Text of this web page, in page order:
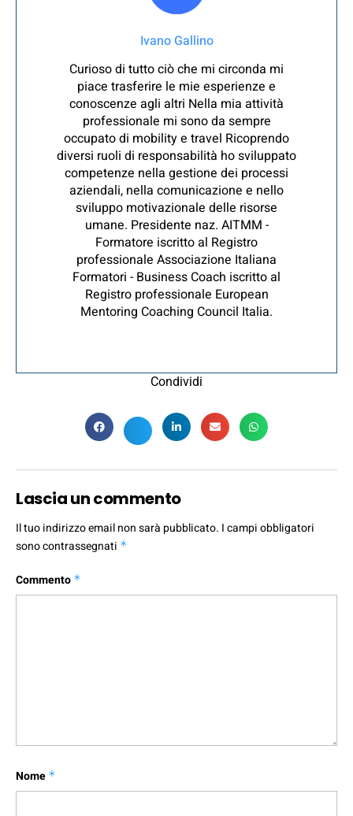
Ivano Gallino
Curioso di tutto ciò che mi circonda mi
piace trasferire le mie esperienze e
conoscenze agli altri Nella mia attività
professionale mi sono da sempre
occupato di mobility e travel Ricoprendo
diversi ruoli di responsabilità ho sviluppato
competenze nella gestione dei processi
aziendali, nella comunicazione e nello
sviluppo motivazionale delle risorse
umane. Presidente naz. AITMM -
Formatore iscritto al Registro
professionale Associazione Italiana
Formatori - Business Coach iscritto al
Registro professionale European
Mentoring Coaching Council Italia.
Condividi
Lascia un commento
Il tuo indirizzo email non sarà pubblicato. I campi obbligatori
sono contrassegnati *
Commento *
Nome *